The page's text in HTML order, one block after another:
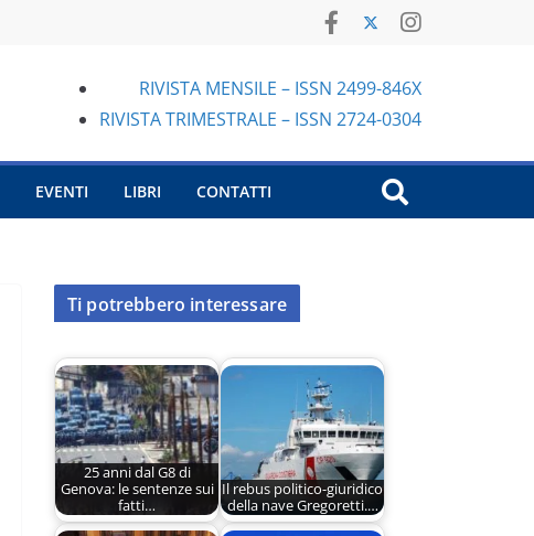
RIVISTA MENSILE – ISSN 2499-846X
RIVISTA TRIMESTRALE – ISSN 2724-0304
EVENTI LIBRI CONTATTI
Ti potrebbero interessare
25 anni dal G8 di
Genova: le sentenze sui
fatti…
Il rebus politico-giuridico
della nave Gregoretti.…